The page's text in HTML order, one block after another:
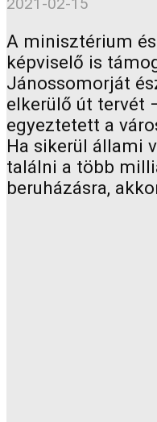
A minisztérium
képviselő is
Jánossomorját
elkerülő út tervét
egyeztetett a
Ha sikerül állami
találni a több
beruházásra,